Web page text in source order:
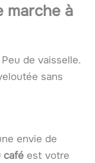
marche à
de vaisselle.
sans
envie de
café est votre